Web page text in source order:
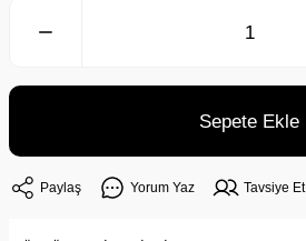
Sepete Ekle
Paylaş Yorum Yaz Tavsiye Et